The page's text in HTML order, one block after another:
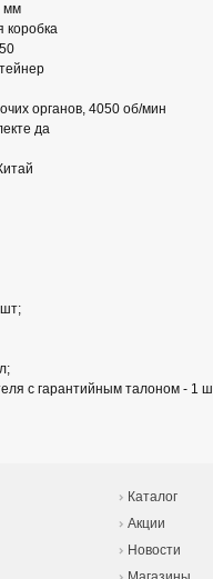
мм
коробка
органов, 4050 об/мин
да
с гарантийным талоном - 1
Каталог
Акции
Новости